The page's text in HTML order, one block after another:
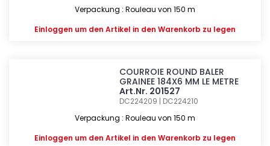
Verpackung : Rouleau von 150 m
Einloggen um den Artikel in den Warenkorb zu legen
COURROIE ROUND BALER
GRAINEE 184X6 MM LE METRE
Art.Nr. 201527
DC224209 | DC224210
Verpackung : Rouleau von 150 m
Einloggen um den Artikel in den Warenkorb zu legen